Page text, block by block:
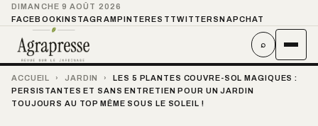
DIMANCHE 9 AOÛT 2026
FACEBOOKINSTAGRAMPINTEREST TWITTER SNAPCHAT
⌕
ACCUEIL › JARDIN ›
LES 5 PLANTES COUVRE-SOL MAGIQUES :
PERSISTANTES ET SANS ENTRETIEN POUR UN JARDIN
TOUJOURS AU TOP MÊME SOUS LE SOLEIL !